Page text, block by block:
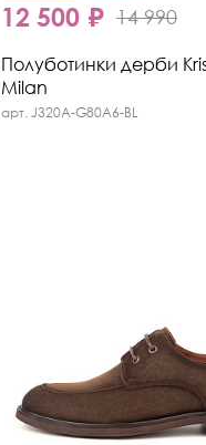
12 500 ₽ 14 990
Полуботинки дерби
Milan
арт. J320A-G80A6-BL